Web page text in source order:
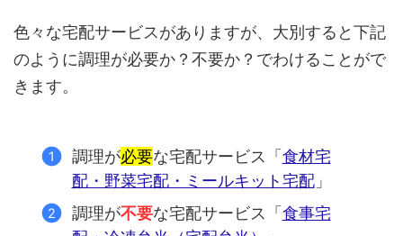
色々な宅配サービスがありますが、大別すると下記
のように調理が必要か？不要か？でわけることがで
きます。
調理が必要な宅配サービス「食材宅
配・野菜宅配・ミールキット宅配」
調理が不要な宅配サービス「食事宅